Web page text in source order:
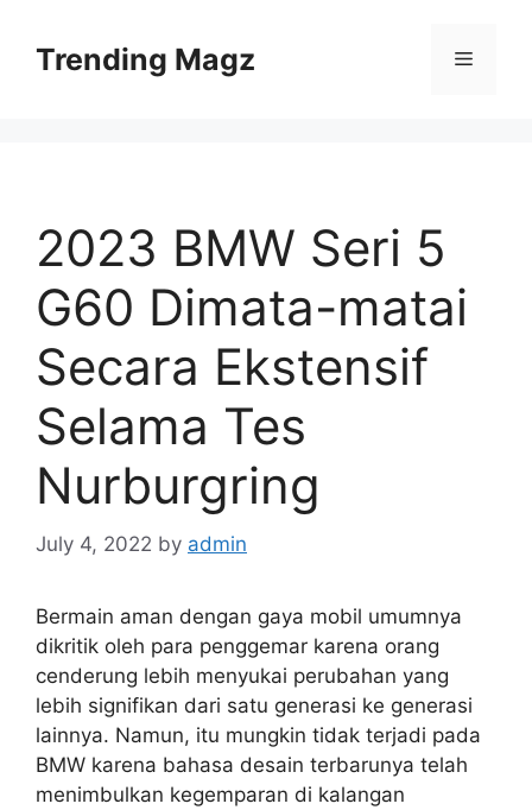
contentTrending Magz Menu
2023 BMW Seri 5
G60 Dimata-matai
Secara Ekstensif
Selama Tes
Nurburgring
July 4, 2022 by admin
Bermain aman dengan gaya mobil umumnya
dikritik oleh para penggemar karena orang
cenderung lebih menyukai perubahan yang
lebih signifikan dari satu generasi ke generasi
lainnya. Namun, itu mungkin tidak terjadi pada
BMW karena bahasa desain terbarunya telah
menimbulkan kegemparan di kalangan